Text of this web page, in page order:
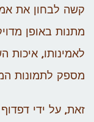
קשה לבחון את
מתנות באופן
לאמינותו, איכות
מספק לתמונות
זאת, על ידי